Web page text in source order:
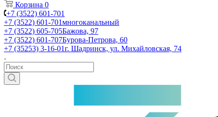
Корзина 0
+7 (3522) 601-701
+7 (3522) 601-701многоканальный
+7 (3522) 605-705Бажова, 97
+7 (3522) 601-707Бурова-Петрова, 60
+7 (35253) 3-16-01г. Шадринск, ул. Михайловская, 74